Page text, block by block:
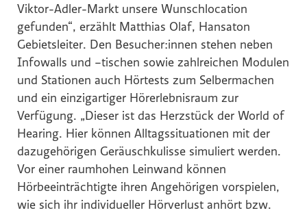
Windkraft Simonsfeld AG
Schmittenhöhebahn AG
Internationaler Skiareatest GmbH
Media
Kontakt
Viktor-Adler-Markt unsere Wunschlocation
gefunden“, erzählt Matthias Olaf, Hansaton
Gebietsleiter. Den Besucher:innen stehen neben
Infowalls und –tischen sowie zahlreichen Modulen
und Stationen auch Hörtests zum Selbermachen
und ein einzigartiger Hörerlebnisraum zur
Verfügung. „Dieser ist das Herzstück der World of
Hearing. Hier können Alltagssituationen mit der
dazugehörigen Geräuschkulisse simuliert werden.
Vor einer raumhohen Leinwand können
Hörbeeinträchtigte ihren Angehörigen vorspielen,
wie sich ihr individueller Hörverlust anhört bzw.